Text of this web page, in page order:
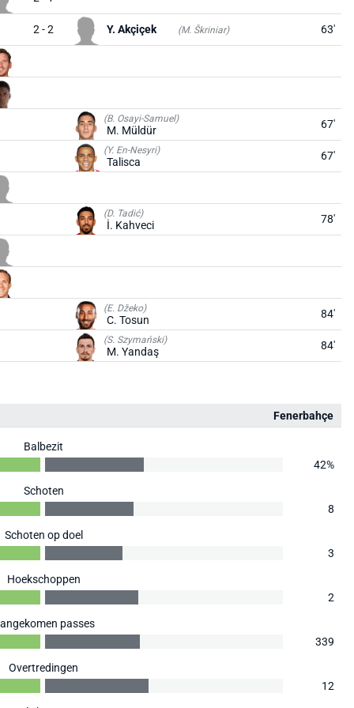
2 - 2 Y. Akçiçek (M. Škriniar) 63'
(B. Osayi-Samuel)
M. Müldür 67'
(Y. En-Nesyri)
Talisca 67'
(D. Tadić)
İ. Kahveci 78'
(E. Džeko)
C. Tosun 84'
(S. Szymański)
M. Yandaş 84'
Fenerbahçe
Balbezit
42%
Schoten
8
Schoten op doel
3
Hoekschoppen
2
passes
339
Overtredingen
12